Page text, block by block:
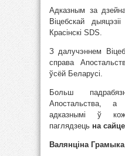
Адказным за
Віцебскай
Красінскі SDS.
З далучэннем
справа
ўсёй Беларусі.
Больш
Апостальства,
адказнымі ў
паглядзець на
Валянціна Грамыка